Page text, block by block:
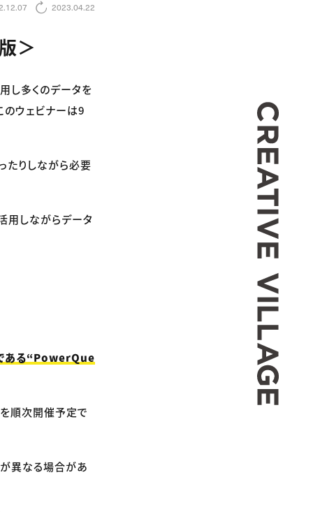
2023.04.22
＞
し多くのデータを
のウェビナーは9
たりしながら必要
用しながらデータ
ある“PowerQue
を順次開催予定で
異なる場合があ